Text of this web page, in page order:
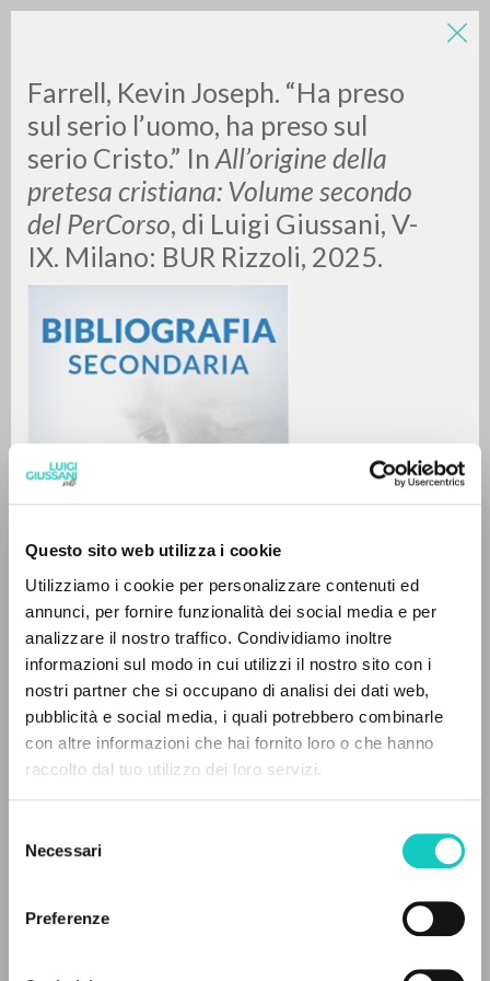
Questo sito web utilizza i cookie
Utilizziamo i cookie per personalizzare contenuti ed
annunci, per fornire funzionalità dei social media e per
analizzare il nostro traffico. Condividiamo inoltre
informazioni sul modo in cui utilizzi il nostro sito con i
nostri partner che si occupano di analisi dei dati web,
pubblicità e social media, i quali potrebbero combinarle
con altre informazioni che hai fornito loro o che hanno
raccolto dal tuo utilizzo dei loro servizi.
delNecessari
Preferenze
Farrell, Kevin Joseph. “Ha preso
sul serio l’uomo, ha preso sul
serio Cristo.” In All’origine della
pretesa cristiana: Volume secondo
del PerCorso, di Luigi Giussani, V-
IX. Milano: BUR Rizzoli, 2025.
Farrell Kevin JosephAutore
Giussani LuigiAutore
BUR Rizzoli
Pagine: 5
0DOCUMENTI TROVATI
RISULTATI SUCCESSIVI
IL PROGETTO
Il portale raccoglie e rende accessibili gli scritti
di Luigi Giussani: quasi 5000 voci bibliografiche,
testi integrali in 5 lingue e percorsi tematici
dedicati.